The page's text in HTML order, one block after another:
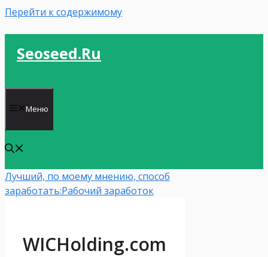
Перейти к содержимому
Seoseed.ru
Меню
Лучший, по моему мнению, способ
заработать:Рабочий заработок
WICHolding.com